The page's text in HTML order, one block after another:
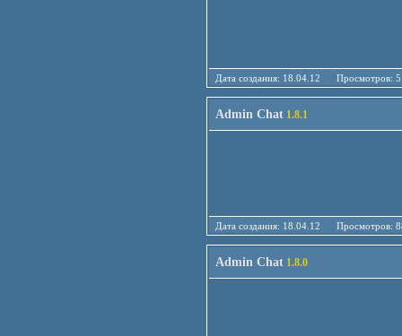
Дата создания: 18.04.12
Admin Chat 1.8.1
Дата создания: 18.04.12
Admin Chat 1.8.0